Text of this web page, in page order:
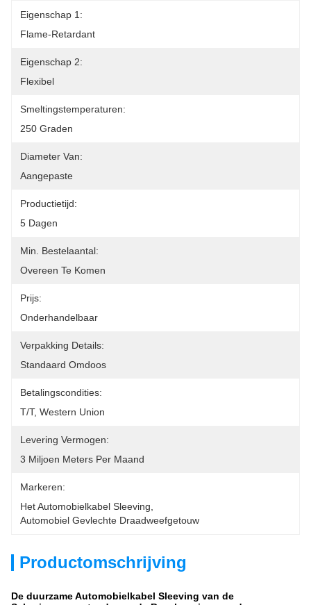
Eigenschap 1:
Flame-Retardant
Eigenschap 2:
Flexibel
Smeltingstemperaturen:
250 Graden
Diameter Van:
Aangepaste
Productietijd:
5 Dagen
Min. Bestelaantal:
Overeen Te Komen
Prijs:
Onderhandelbaar
Verpakking Details:
Standaard Omdoos
Betalingscondities:
T/T, Western Union
Levering Vermogen:
3 Miljoen Meters Per Maand
Markeren:
Het Automobielkabel Sleeving
Automobiel Gevlechte Draadweefgetouw
Productomschrijving
De duurzame Automobielkabel Sleeving van de